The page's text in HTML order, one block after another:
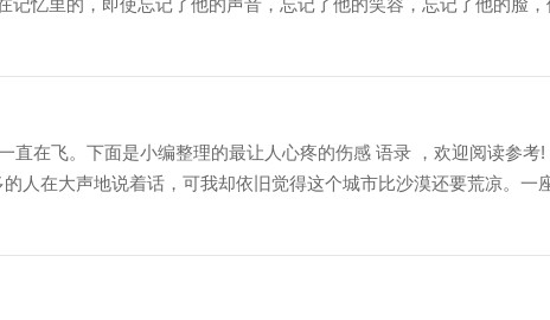
忆里的，即使忘记了他的声音，忘记了他的笑容，忘记了他的脸，
直在飞。下面是小编整理的最让人心疼的伤感 语录 ，欢迎阅读参考!
人在大声地说着话，可我却依旧觉得这个城市比沙漠还要荒凉。一